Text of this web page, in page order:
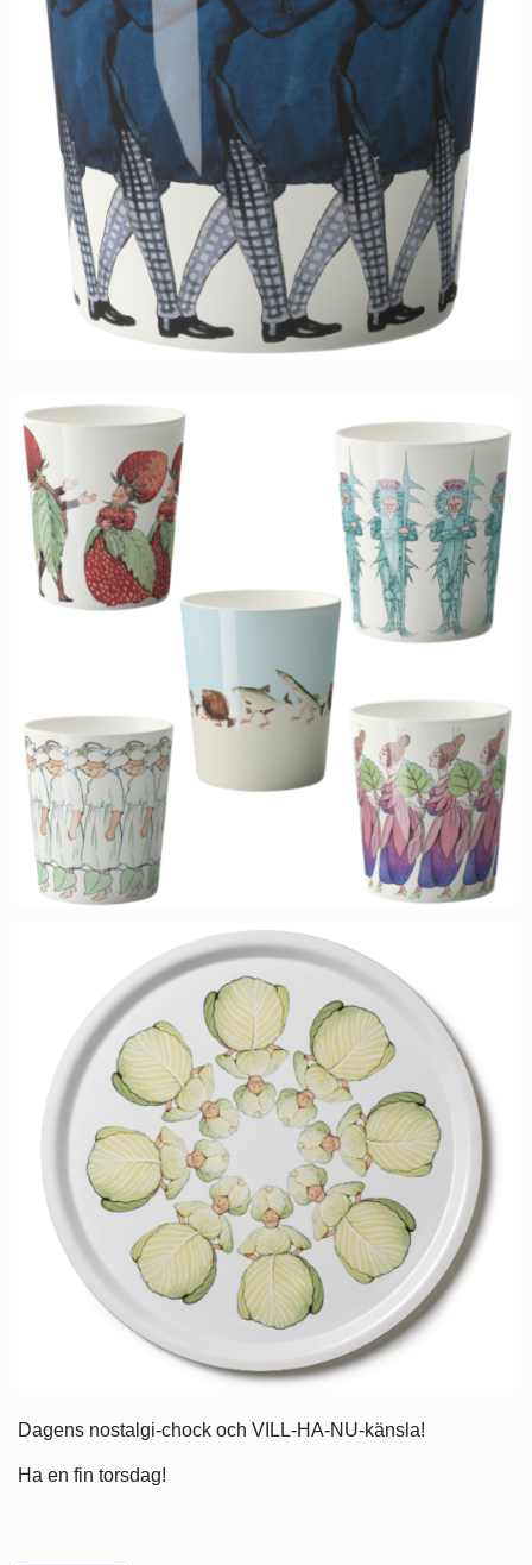
Dagens nostalgi-chock och VILL-HA-NU-känsla!
Ha en fin torsdag!